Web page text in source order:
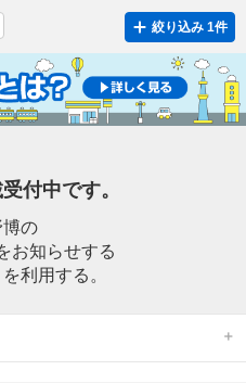
絞り込み 1件
付中です。
の
お知らせする
を利用する。